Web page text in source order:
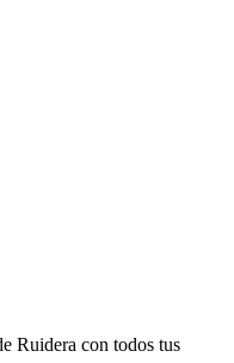
Ruidera con todos tus